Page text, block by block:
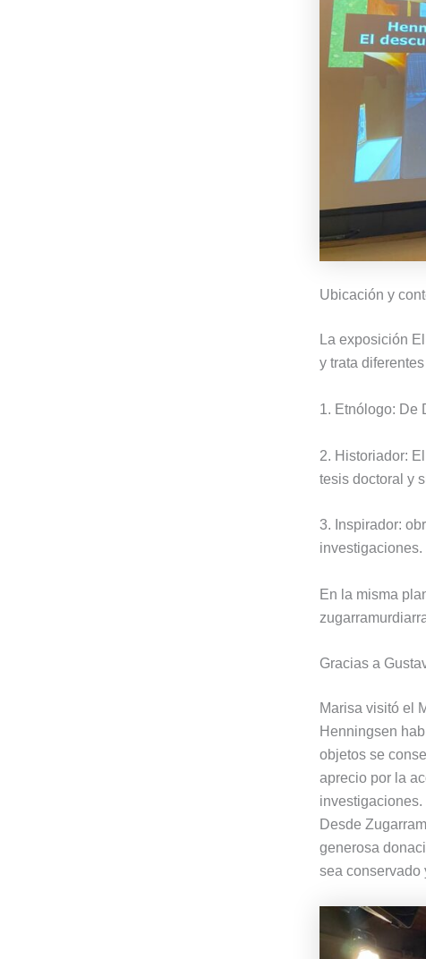
Ubicación y
La exposición
y trata
1. Etnólogo: De
2. Historiador:
tesis doctoral y
3. Inspirador:
investigaciones.
En la misma
Gracias a
Marisa visitó el
Henningsen
objetos se
aprecio por la
Desde
generosa
sea conservado